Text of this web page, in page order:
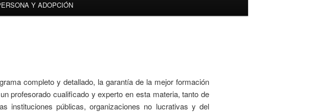
Y ADOPCIÓN
completo y detallado, la garantía de la mejor formación
profesorado cualificado y experto en esta materia, tanto de
instituciones públicas, organizaciones no lucrativas y del